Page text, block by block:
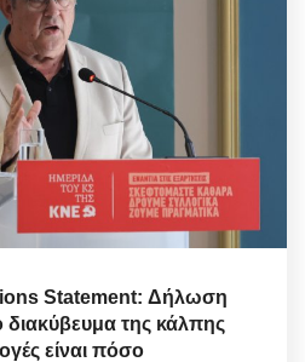
Statement: Δήλωση
διακύβευμα της κάλπης
είναι πόσο